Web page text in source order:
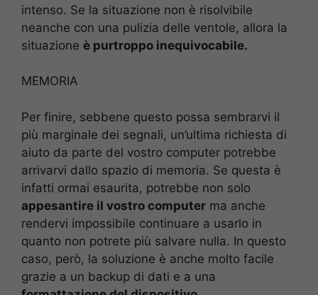
intenso. Se la situazione non è risolvibile
neanche con una pulizia delle ventole, allora la
situazione è purtroppo inequivocabile.
MEMORIA
Per finire, sebbene questo possa sembrarvi il
più marginale dei segnali, un’ultima richiesta di
aiuto da parte del vostro computer potrebbe
arrivarvi dallo spazio di memoria. Se questa è
infatti ormai esaurita, potrebbe non solo
appesantire il vostro computer ma anche
rendervi impossibile continuare a usarlo in
quanto non potrete più salvare nulla. In questo
caso, però, la soluzione è anche molto facile
grazie a un backup di dati e a una